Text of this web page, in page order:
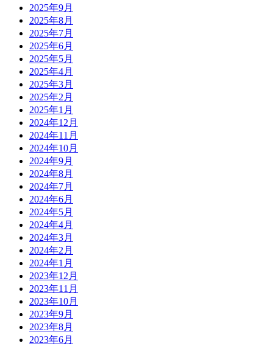
2025年9月
2025年8月
2025年7月
2025年6月
2025年5月
2025年4月
2025年3月
2025年2月
2025年1月
2024年12月
2024年11月
2024年10月
2024年9月
2024年8月
2024年7月
2024年6月
2024年5月
2024年4月
2024年3月
2024年2月
2024年1月
2023年12月
2023年11月
2023年10月
2023年9月
2023年8月
2023年6月